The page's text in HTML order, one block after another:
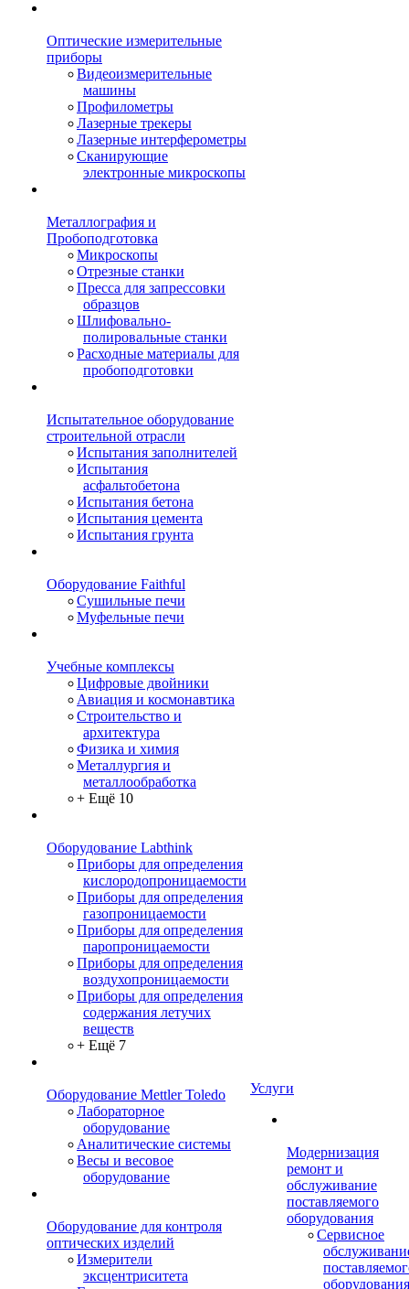
Оптические измерительные
приборы
Видеоизмерительные
машины
Профилометры
Лазерные трекеры
Лазерные интерферометры
Сканирующие
электронные микроскопы
Металлография и
Пробоподготовка
Микроскопы
Отрезные станки
Пресса для запрессовки
образцов
Шлифовально-
полировальные станки
Расходные материалы для
пробоподготовки
Испытательное оборудование
строительной отрасли
Испытания заполнителей
Испытания
асфальтобетона
Испытания бетона
Испытания цемента
Испытания грунта
Оборудование Faithful
Сушильные печи
Муфельные печи
Учебные комплексы
Цифровые двойники
Авиация и космонавтика
Строительство и
архитектура
Физика и химия
Металлургия и
металлообработка
+ Ещё 10
Оборудование Labthink
Приборы для определения
кислородопроницаемости
Приборы для определения
газопроницаемости
Приборы для определения
паропроницаемости
Приборы для определения
воздухопроницаемости
Приборы для определения
содержания летучих
веществ
+ Ещё 7
Оборудование Mettler Toledo
Лабораторное
оборудование
Аналитические системы
Весы и весовое
оборудование
Оборудование для контроля
оптических изделий
Измерители
эксцентриситета
Услуги
Модернизация
ремонт и
обслуживание
поставляемого
оборудования
Сервисное
оборудования